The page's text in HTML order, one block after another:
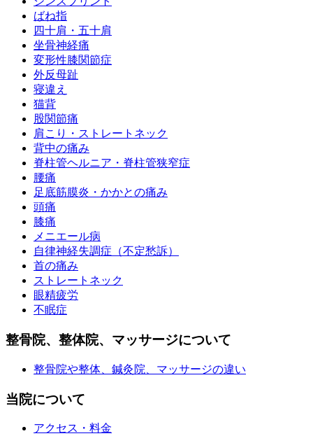
ばね指
四十肩・五十肩
坐骨神経痛
変形性膝関節症
外反母趾
寝違え
猫背
股関節痛
肩こり・ストレートネック
背中の痛み
脊柱管ヘルニア・脊柱管狭窄症
腰痛
足底筋膜炎・かかとの痛み
頭痛
膝痛
メニエール病
自律神経失調症（不定愁訴）
首の痛み
ストレートネック
眼精疲労
不眠症
整骨院、整体院、マッサージについて
整骨院や整体、鍼灸院、マッサージの違い
当院について
アクセス・料金